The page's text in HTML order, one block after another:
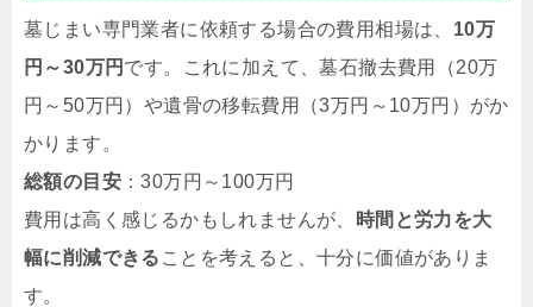
墓じまい専門業者に依頼する場合の費用相場は、 10万
円～30万円 です。これに加えて、墓石撤去費用（20万
円～50万円）や遺骨の移転費用（3万円～10万円）がか
かります。
総額の目安 ：30万円～100万円
費用は高く感じるかもしれませんが、
時間と労力を大
幅に削減できる ことを考えると、十分に価値がありま
す。